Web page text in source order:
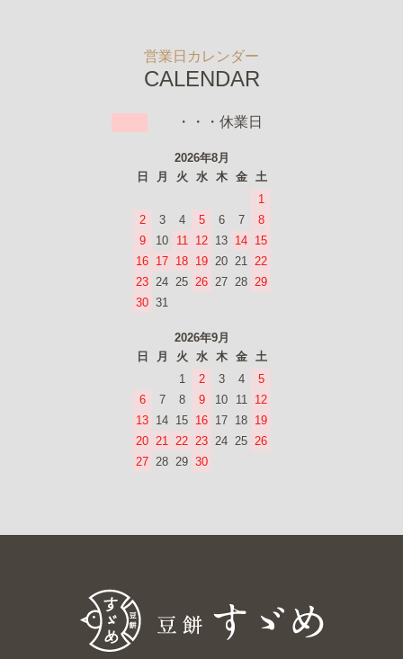
営業日カレンダー
CALENDAR
・・・休業日
2026年8月
日
月 火 水 木 金
土
1
2
3 4 5 6 7
8
9
10 11 12 13 14 15
16 17 18 19 20 21
22
23 24 25 26 27 28 29
30 31
2026年9月
日
月 火 水 木 金
土
1
2 3 4
5
6
7 8 9 10 11
12
13 14 15 16 17 18 19
20 21 22 23 24 25 26
27 28 29 30